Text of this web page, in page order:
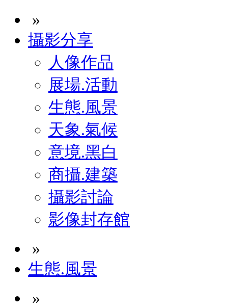
»
攝影分享
人像作品
展場.活動
生態.風景
天象.氣候
意境.黑白
商攝.建築
攝影討論
影像封存館
»
生態.風景
»